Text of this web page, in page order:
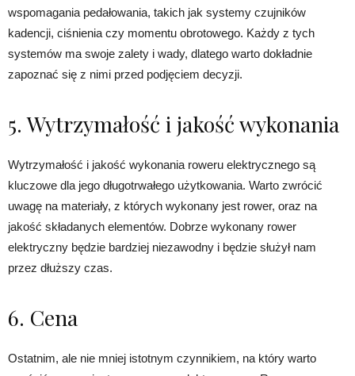
wspomagania pedałowania, takich jak systemy czujników
kadencji, ciśnienia czy momentu obrotowego. Każdy z tych
systemów ma swoje zalety i wady, dlatego warto dokładnie
zapoznać się z nimi przed podjęciem decyzji.
5. Wytrzymałość i jakość wykonania
Wytrzymałość i jakość wykonania roweru elektrycznego są
kluczowe dla jego długotrwałego użytkowania. Warto zwrócić
uwagę na materiały, z których wykonany jest rower, oraz na
jakość składanych elementów. Dobrze wykonany rower
elektryczny będzie bardziej niezawodny i będzie służył nam
przez dłuższy czas.
6. Cena
Ostatnim, ale nie mniej istotnym czynnikiem, na który warto